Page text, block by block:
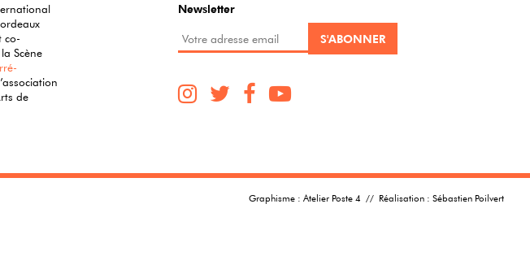
co-
Scène
de
Newsletter
Graphisme : Atelier Poste 4 // Réalisation : Sébastien Poilvert